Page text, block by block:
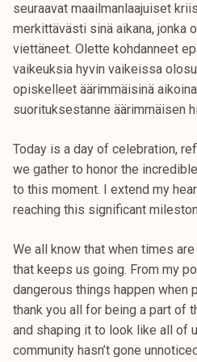
j
a
k
u
n
t
seuraavat maailmanlaajuiset
merkittävästi sinä aikana, jonka
viettäneet. Olette kohdanneet
vaikeuksia hyvin vaikeissa
opiskelleet äärimmäisinä
suorituksestanne äärimmäisen
Today is a day of celebration,
we gather to honor the
to this moment. I extend my
reaching this significant
We all know that when times are
that keeps us going. From my
dangerous things happen when
thank you all for being a part of
and shaping it to look like all of
community hasn’t gone